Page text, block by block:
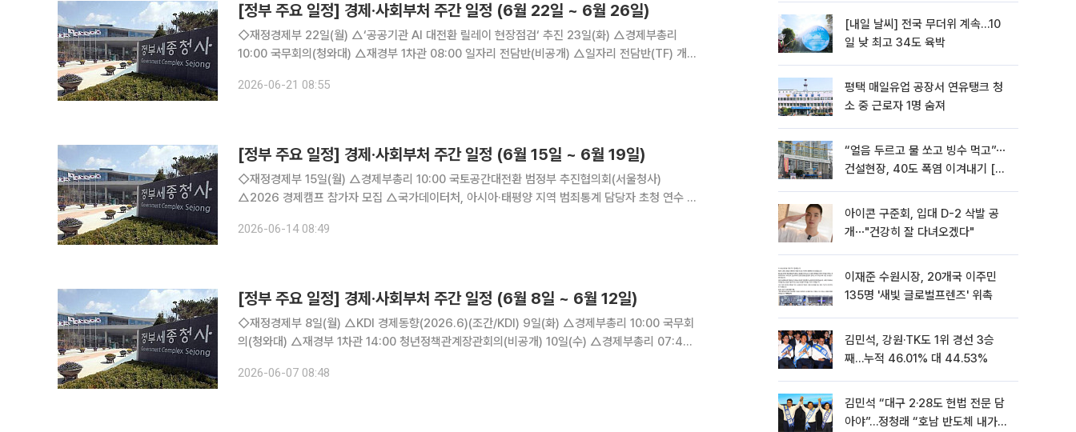
[정부 주요 일정] 경제·사회부처 주간 일정 (6월 22일 ~ 6월 26일)
◇재정경제부 22일(월) △‘공공기관 AI 대전환 릴레이 현장점검‘ 추진 23일(화) △경제부총리
10:00 국무회의(청와대) △재경부 1차관 08:00 일자리 전담반(비공개) △일자리 전담반(TF) 개최
△결산체계개편 관련 국가회계 전문교육
2026-06-21 08:55
[정부 주요 일정] 경제·사회부처 주간 일정 (6월 15일 ~ 6월 19일)
◇재정경제부 15일(월) △경제부총리 10:00 국토공간대전환 범정부 추진협의회(서울청사)
△2026 경제캠프 참가자 모집 △국가데이터처, 아시아·태평양 지역 범죄통계 담당자 초청 연수 실
미) △경제발전경험공유사업(KSP) 민간사업 제안 공모
2026-06-14 08:49
[정부 주요 일정] 경제·사회부처 주간 일정 (6월 8일 ~ 6월 12일)
◇재정경제부 8일(월) △KDI 경제동향(2026.6)(조간/KDI) 9일(화) △경제부총리 10:00 국무회
의(청와대) △재경부 1차관 14:00 청년정책관계장관회의(비공개) 10일(수) △경제부총리 07:40
2026-06-07 08:48
[내일 날씨] 전국 무더위 계속…10
일 낮 최고 34도 육박
평택 매일유업 공장서 연유탱크 청
소 중 근로자 1명 숨져
“얼음 두르고 물 쏘고 빙수 먹고”⋯
건설현장, 40도 폭염 이겨내기 [르
아이콘 구준회, 입대 D-2 삭발 공
개⋯"건강히 잘 다녀오겠다"
이재준 수원시장, 20개국 이주민
135명 '새빛 글로벌프렌즈' 위촉
김민석, 강원·TK도 1위 경선 3승
째…누적 46.01% 대 44.53%
김민석 “대구 2·28도 헌법 전문 담
아야”…정청래 “호남 반도체 내가